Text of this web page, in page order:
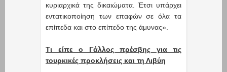
κυριαρχικά της δικαιώματα. Έτσι υπάρχει
εντατικοποίηση των επαφών σε όλα τα
επίπεδα και στο επίπεδο της άμυνας».
Τι είπε ο Γάλλος πρέσβης για τις
τουρκικές προκλήσεις και τη Λιβύη